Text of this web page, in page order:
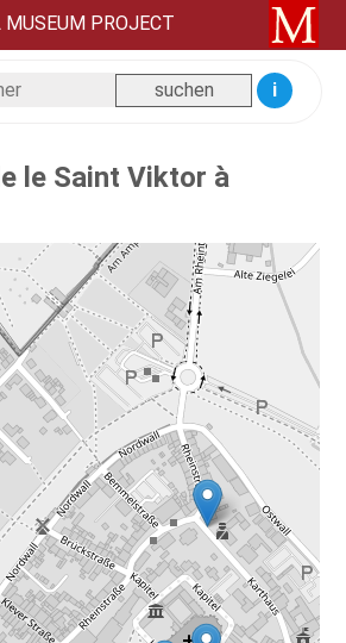
MUSEUM PROJECT
i
le Saint Viktor à